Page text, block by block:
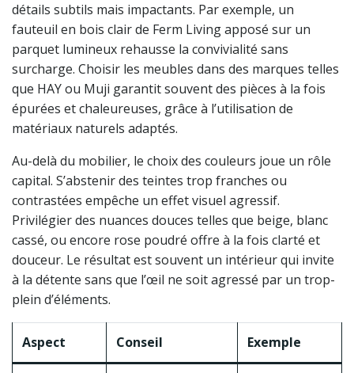
détails subtils mais impactants. Par exemple, un
fauteuil en bois clair de Ferm Living apposé sur un
parquet lumineux rehausse la convivialité sans
surcharge. Choisir les meubles dans des marques telles
que HAY ou Muji garantit souvent des pièces à la fois
épurées et chaleureuses, grâce à l’utilisation de
matériaux naturels adaptés.
Au-delà du mobilier, le choix des couleurs joue un rôle
capital. S’abstenir des teintes trop franches ou
contrastées empêche un effet visuel agressif.
Privilégier des nuances douces telles que beige, blanc
cassé, ou encore rose poudré offre à la fois clarté et
douceur. Le résultat est souvent un intérieur qui invite
à la détente sans que l’œil ne soit agressé par un trop-
plein d’éléments.
Aspect Conseil Exemple